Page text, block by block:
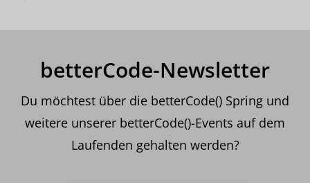
betterCode-Newsletter
Du möchtest über die betterCode() Spring und
weitere unserer betterCode()-Events auf dem
Laufenden gehalten werden?